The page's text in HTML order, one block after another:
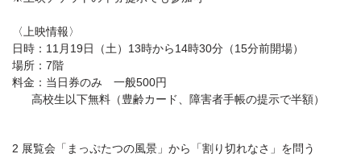
〈上映情報〉
日時：11月19日（土）13時から14時30分（15分前開場）
場所：7階
料金：当日券のみ 一般500円
高校生以下無料（豊齢カード、障害者手帳の提示で半額）
2 展覧会「まっぷたつの風景」から「割り切れなさ」を問う